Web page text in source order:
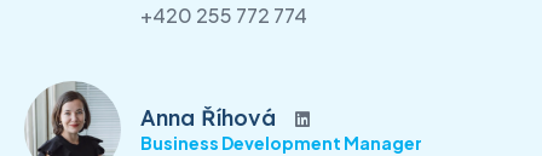
+420 255 772 774
Anna Říhová
Business Development Manager